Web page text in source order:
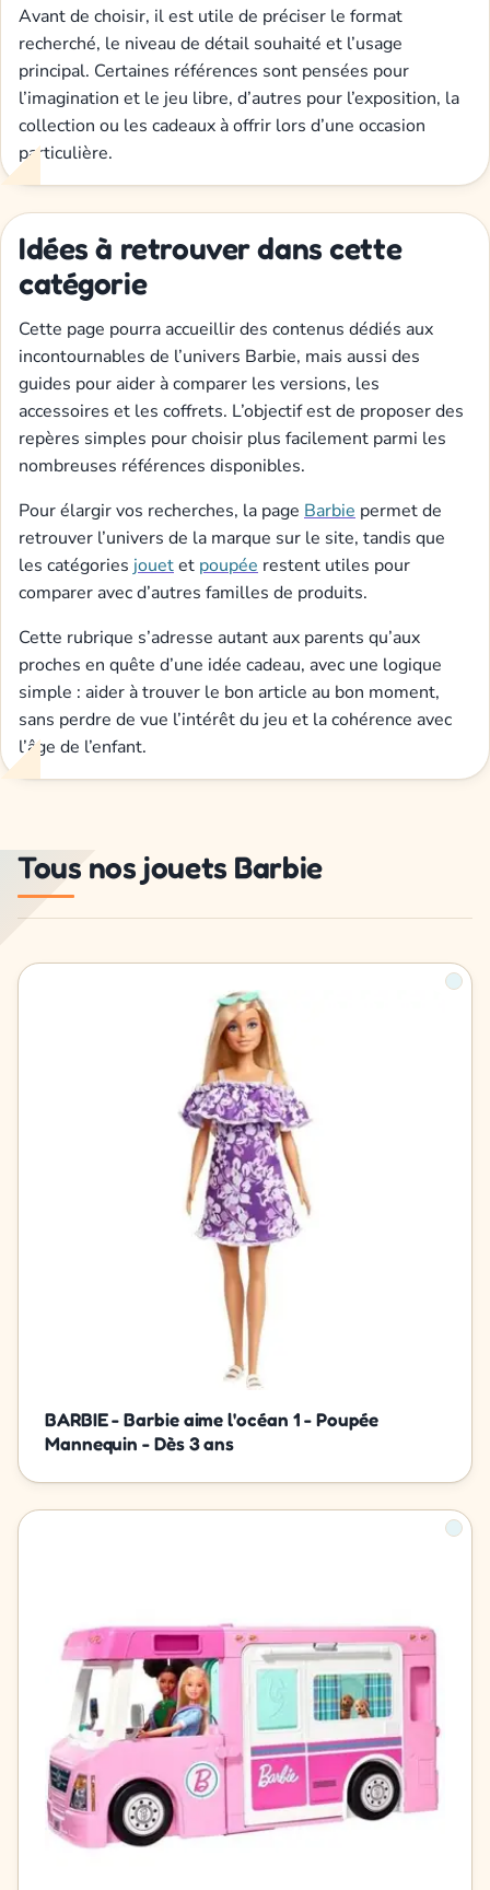
Avant de choisir, il est utile de préciser le format
recherché, le niveau de détail souhaité et l’usage
principal. Certaines références sont pensées pour
l’imagination et le jeu libre, d’autres pour l’exposition, la
collection ou les cadeaux à offrir lors d’une occasion
particulière.
Idées à retrouver dans cette
catégorie
Cette page pourra accueillir des contenus dédiés aux
incontournables de l’univers Barbie, mais aussi des
guides pour aider à comparer les versions, les
accessoires et les coffrets. L’objectif est de proposer des
repères simples pour choisir plus facilement parmi les
nombreuses références disponibles.
Pour élargir vos recherches, la page Barbie permet de
retrouver l’univers de la marque sur le site, tandis que
les catégories jouetet poupée restent utiles pour
comparer avec d’autres familles de produits.
Cette rubrique s’adresse autant aux parents qu’aux
proches en quête d’une idée cadeau, avec une logique
simple : aider à trouver le bon article au bon moment,
sans perdre de vue l’intérêt du jeu et la cohérence avec
l’âge de l’enfant.
Tous nos jouets Barbie
BARBIE - Barbie aime l'océan 1 - Poupée
Mannequin - Dès 3 ans